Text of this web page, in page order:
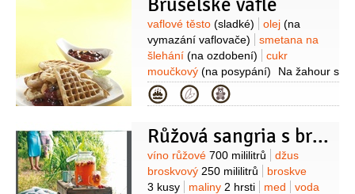
Bruselské vafle
Suroviny
vaflové těsto (sladké) olej (na
vymazání vaflovače)
smetana na
šlehání (na ozdobení)
cukr
moučkový (na posypání)
Na žahour s
malinami:
borůvky
150 gramů
smetana na vaření
škrobová1 lžíce
Kategorie
Růžová sangria s broskvemi a malinami
Suroviny
víno růžové 700 mililitrů
džus
broskvový 250 mililitrů
broskve
3 kusy
maliny 2 hrsti med
voda